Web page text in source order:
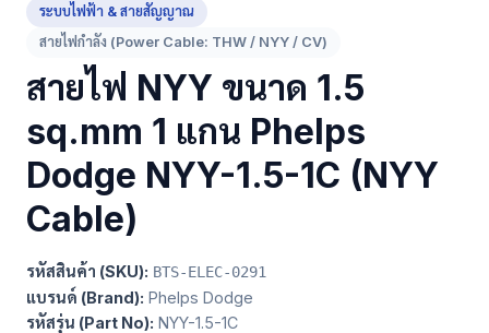
ระบบไฟฟ้า & สายสัญญาณ
สายไฟกำลัง (Power Cable: THW / NYY / CV)
สายไฟ NYY ขนาด 1.5
sq.mm 1 แกน Phelps
Dodge NYY-1.5-1C (NYY
Cable)
รหัสสินค้า (SKU): BTS-ELEC-0291
แบรนด์ (Brand): Phelps Dodge
รหัสรุ่น (Part No): NYY-1.5-1C